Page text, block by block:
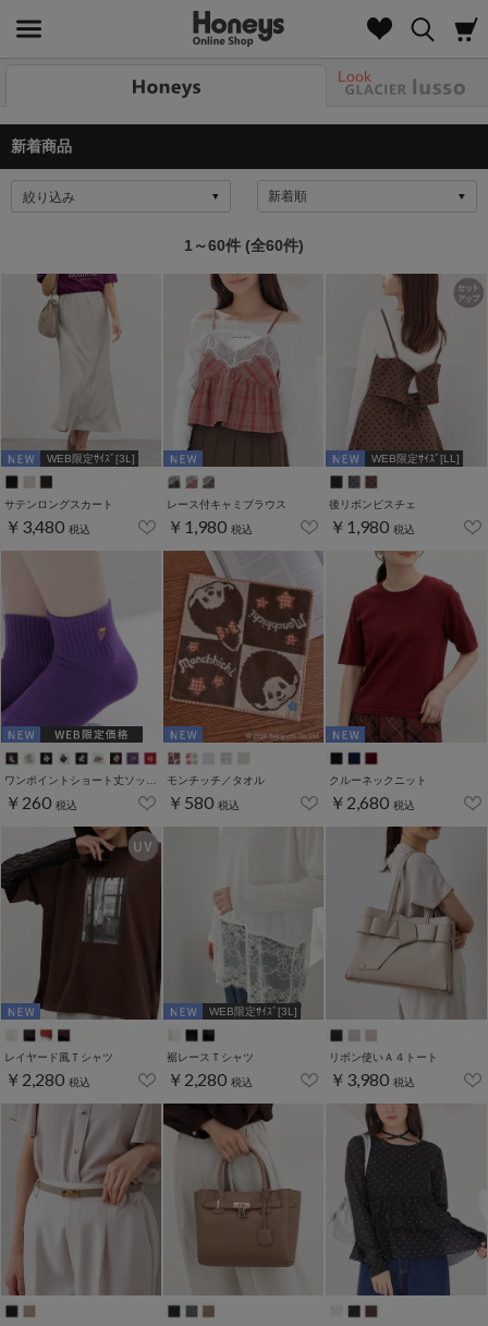
Look
新着商品
絞り込み
1～60件 (全60件)
WEB限定ｻｲｽﾞ[3L]
サテンロングスカート
￥3,480 税込
レース付キャミブラウス
￥1,980 税込
WEB限定ｻｲｽﾞ[LL]
後リボンビスチェ
￥1,980 税込
￥260 税込
モンチッチ／タオル
￥580 税込
クルーネックニット
￥2,680 税込
レイヤード風Ｔシャツ
￥2,280 税込
WEB限定ｻｲｽﾞ[3L]
裾レースＴシャツ
￥2,280 税込
リボン使いＡ４トート
￥3,980 税込